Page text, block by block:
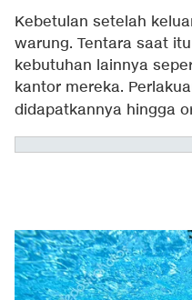
Kebetulan setelah
warung. Tentara saat
kebutuhan lainnya
kantor mereka.
didapatkannya hingga